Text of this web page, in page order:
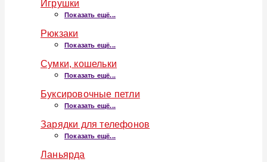
Игрушки
Показать ещё...
Рюкзаки
Показать ещё...
Сумки, кошельки
Показать ещё...
Буксировочные петли
Показать ещё...
Зарядки для телефонов
Показать ещё...
Ланьярда